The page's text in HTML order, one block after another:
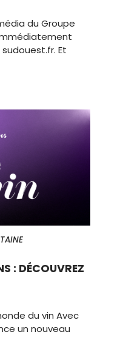
du Groupe
Et
: DÉCOUVREZ
du vin Avec
un nouveau